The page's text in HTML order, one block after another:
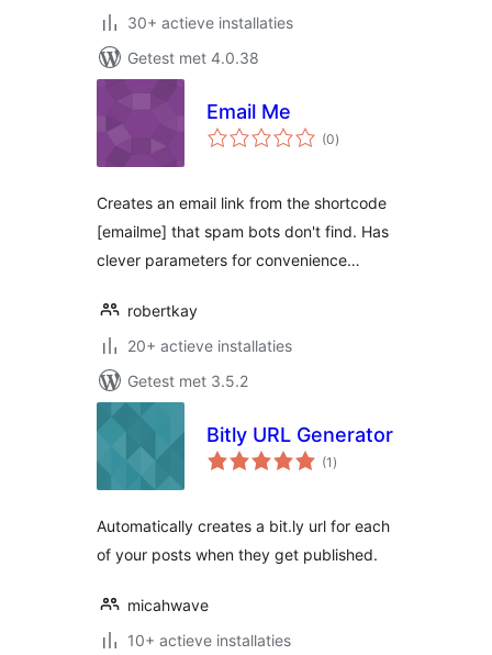
30+ actieve installaties
Getest met 4.0.38
Email Me
(0totaal
waarderingen
)
Creates an email link from the shortcode
[emailme] that spam bots don't find. Has
clever parameters for convenience…
robertkay
20+ actieve installaties
Getest met 3.5.2
Bitly URL Generator
(1 totaal
waarderingen
)
Automatically creates a bit.ly url for each
of your posts when they get published.
micahwave
10+ actieve installaties